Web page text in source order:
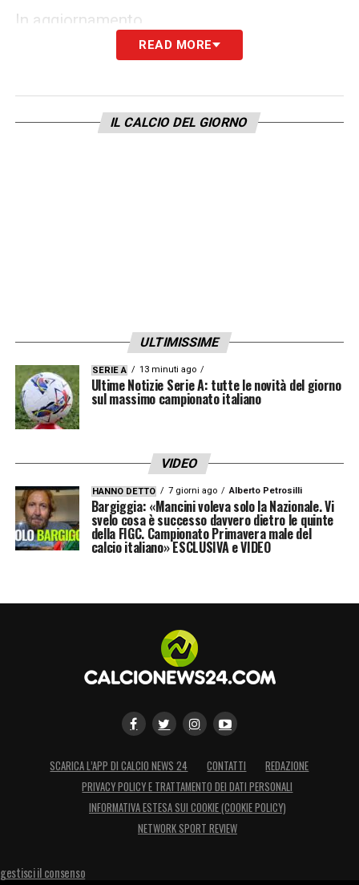
In aggiornamento.
READ MORE
IL CALCIO DEL GIORNO
ULTIMISSIME
SERIE A 13 minuti ago
Ultime Notizie Serie A: tutte le novità del giorno
sul massimo campionato italiano
VIDEO
HANNO DETTO 7 giorni ago Alberto Petrosilli
Bargiggia: «Mancini voleva solo la Nazionale. Vi
svelo cosa è successo davvero dietro le quinte
della FIGC. Campionato Primavera male del
calcio italiano» ESCLUSIVA e VIDEO
SCARICA L’APP DI CALCIO NEWS 24 CONTATTI
REDAZIONE
PRIVACY POLICY E TRATTAMENTO DEI DATI PERSONALI
INFORMATIVA ESTESA SUI COOKIE (COOKIE POLICY)
NETWORK SPORT REVIEW
gestisci il consenso